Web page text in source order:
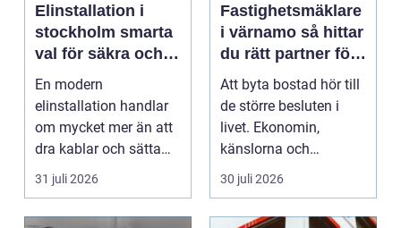
Elinstallation i
stockholm smarta
val för säkra och
energieffektiva
fastigheter
En modern
elinstallation handlar
om mycket mer än att
dra kablar och sätta
upp uttag. I
Stockholms s...
31 juli 2026
Fastighetsmäklare
i värnamo så hittar
du rätt partner för
din bostadsaffär
Att byta bostad hör till
de större besluten i
livet. Ekonomin,
känslorna och
vardagen vävs ihop i
en...
30 juli 2026